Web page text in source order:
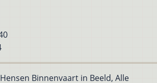
Binnenvaart in Beeld, Alle